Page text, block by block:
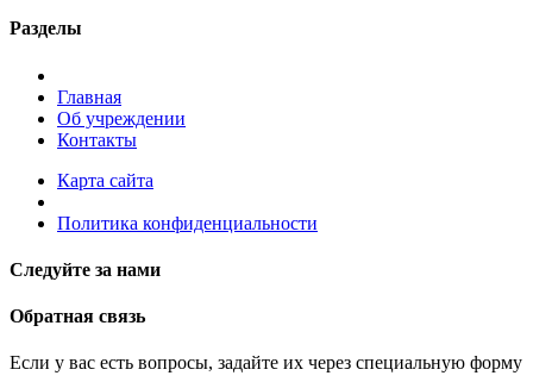
Разделы
Главная
Об учреждении
Контакты
Карта сайта
Политика конфиденциальности
Следуйте за нами
Обратная связь
Если у вас есть вопросы, задайте их через специальную форму